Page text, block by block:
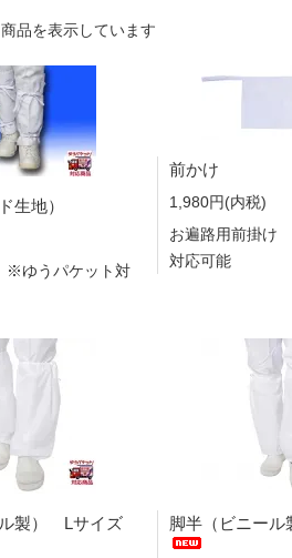
品を表示しています
生地）
ゆうパケット対
前かけ
1,980円(内税)
お遍路用前掛け
対応可能
製） Lサイズ 脚半（ビニー